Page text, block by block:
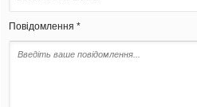
Повідомлення *